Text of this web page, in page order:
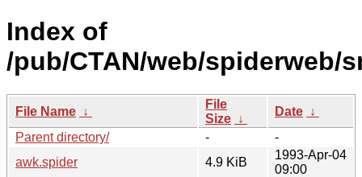
Index of
/pub/CTAN/web/spiderweb/
File Name ↓
File
Size ↓
Date ↓
Parent directory/
-
-
awk.spider
4.9 KiB
1993-Apr-04
09:00